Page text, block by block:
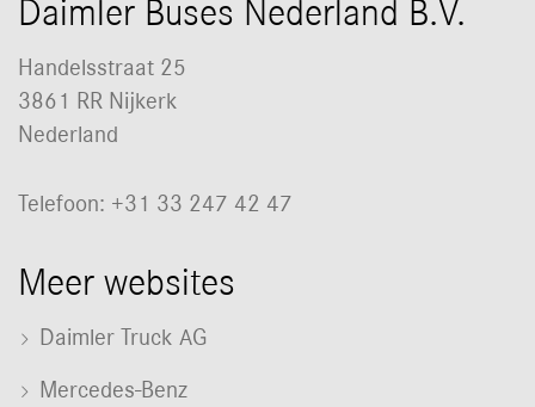
Daimler Buses Nederland B.V.
Handelsstraat 25
3861 RR Nijkerk
Nederland
Telefoon: +31 33 247 42 47
Meer websites
Daimler Truck AG
Mercedes-Benz